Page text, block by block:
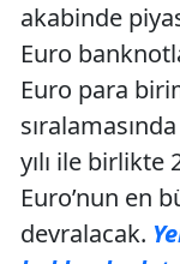
akabinde
Euro
Euro para
yılı ile birlikte
Euro’nun en
devralacak.